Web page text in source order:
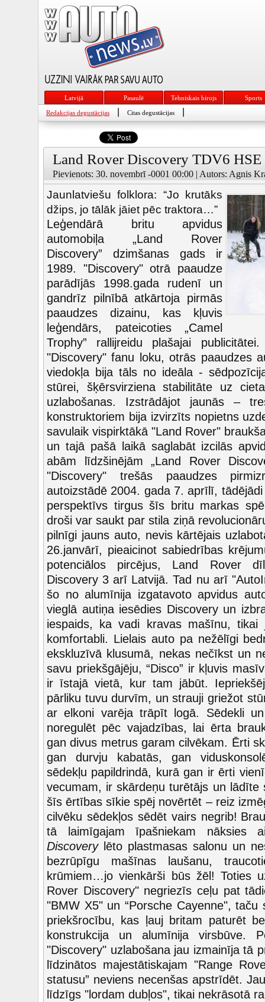
Latvijā Pasaulē Tehniskais birojs Sports
Redakcijas degustācijas Citas degustācijas
Land Rover Discovery TDV6 HSE
Pievienots: 30. novembrī -0001 00:00 | Autors: Agnis
Jaunlatviešu folklora: “Jo krutāks
džips, jo tālāk jāiet pēc traktora…”
Leģendārā britu apvidus
automobiļa „Land Rover
Discovery” dzimšanas gads ir
1989. "Discovery" otrā paaudze
parādījās 1998.gada rudenī un
gandrīz pilnībā atkārtoja pirmās
paaudzes dizainu, kas kļuvis
leģendārs, pateicoties „Camel
Trophy” rallijreidu plašajai
"Discovery" fanu loku, otrās paaudzes
viedokļa bija tāls no ideāla -
stūrei, šķērsvirziena stabilitāte uz
uzlabošanas. Izstrādājot jaunās –
konstruktoriem bija izvirzīts nopietns
savulaik vispirktākā "Land Rover"
un tajā pašā laikā saglabāt izcilās
abām līdzšinējām „Land Rover
"Discovery" trešās paaudzes
autoizstādē 2004. gada 7. aprīlī,
perspektīvs tirgus šīs britu markas
droši var saukt par stila ziņā
pilnīgi jauns auto, nevis kārtējais
26.janvārī, pieaicinot sabiedrības
potenciālos pircējus, Land Rover
Discovery 3 arī Latvijā. Tad nu arī
šo no alumīnija izgatavoto apvidus
vieglā autiņa iesēdies Discovery un
iespaids, ka vadi kravas mašīnu,
komfortabli. Lielais auto pa nežēlīgi
ekskluzīvā klusumā, nekas nečīkst un
savu priekšgājēju, “Disco” ir kļuvis
ir īstajā vietā, kur tam jābūt.
pārliku tuvu durvīm, un strauji griežot
ar elkoni varēja trāpīt logā. Sēdekli
noregulēt pēc vajadzības, lai ērta
gan divus metrus garam cilvēkam. Ērti
gan durvju kabatās, gan
sēdekļu papildrindā, kurā gan ir ērti
vecumam, ir skārdeņu turētājs un lādīte
šīs ērtības sīkie spēj novērtēt – reiz
cilvēku sēdekļos sēdēt vairs negrib!
tā laimīgajam īpašniekam nāksies
Discoverylēto plastmasas salonu un
bezrūpīgu mašīnas laušanu,
krūmiem…jo vienkārši būs žēl! Toties
Rover Discovery" negriezīs ceļu pat
"BMW X5" un “Porsche Cayenne", taču
priekšrocību, kas ļauj britam paturēt
konstrukcija un alumīnija virsbūve.
"Discovery" uzlabošana jau izmainīja tā
līdzinātos majestātiskajam "Range
statusu” neviens necenšas apstrīdēt.
līdzīgs "lordam dubļos", tikai nekrāsotā